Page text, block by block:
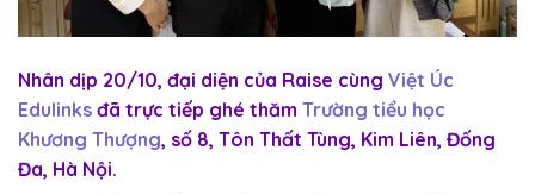
Nhân dịp 20/10, đại diện của Raise cùng Việt Úc
Edulinks đã trực tiếp ghé thăm Trường tiểu học
Khương Thượng, số 8, Tôn Thất Tùng, Kim Liên, Đống
Đa, Hà Nội.